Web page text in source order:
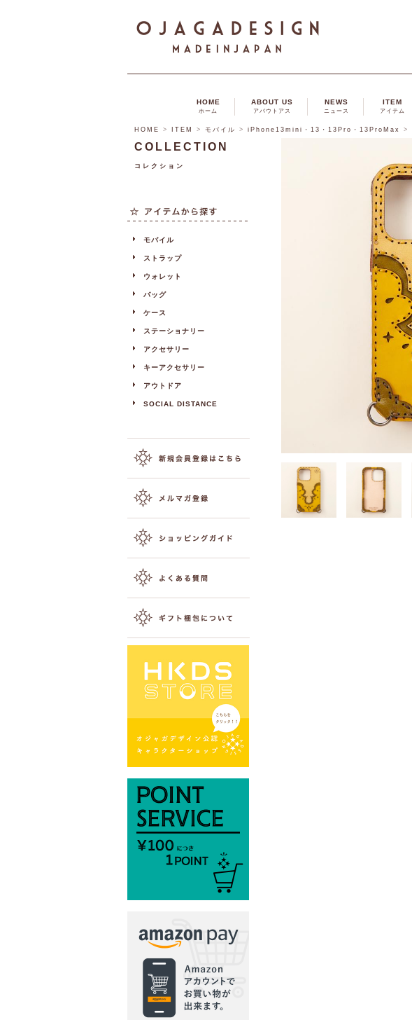
HOME
ホーム
ABOUT US
アバウトアス
NEWS
ニュース
ITEM
アイテム
HOME > ITEM > モバイル > iPhone13mini・13・13Pro・13ProMax >
COLLECTION
コレクション
モバイル
ストラップ
ウォレット
バッグ
ケース
ステーショナリー
アクセサリー
キーアクセサリー
アウトドア
SOCIAL DISTANCE